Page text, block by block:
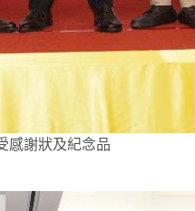
感謝狀及紀念品